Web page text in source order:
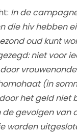
In de
die hiv hebben
oud kunt
niet voor
(in
het geld niet
de gevolgen
worden